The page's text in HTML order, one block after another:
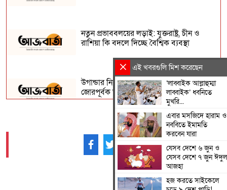
নতুন প্রভাববলয়ের লড়াই: যুক্তরাষ্ট্র, চীন ও
রাশিয়া কি বদলে দিচ্ছে বৈশ্বিক ব্যবস্থা
উগান্ডার নির্বাচনে বিরোধী প্রার্থী ববি ওয়াইনকে
জোরপূর্বক তুলে নেওয়ার অভিযোগ
বিহারে সড়ক দুর্ঘটনায় সপ্তম শ্রেণির ছাত্র নিহত,
সাহায্যের বদলে মাছ লুট
আনুষ্ঠানিকভাবে কুর্দি ভাষাকে স্বীকৃতি দিল
এই খবরগুলি মিশ করেছেন
‘লাব্বাইক আল্লাহুম্মা
লাব্বাইক’ ধ্বনিতে
মুখরি...
এবার মসজিদে হারাম ও
নববিতে ইমামতি
করবেন যারা
যেসব দেশে ৬ জুন ও
যেসব দেশে ৭ জুন ঈদুল
আজহা
হজ করতে সাইকেলে